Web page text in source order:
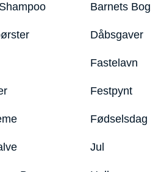
Barnets Bog
Dåbsgaver
Fastelavn
Festpynt
Fødselsdag
Jul